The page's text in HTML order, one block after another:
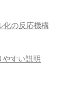
化の反応機構
やすい説明